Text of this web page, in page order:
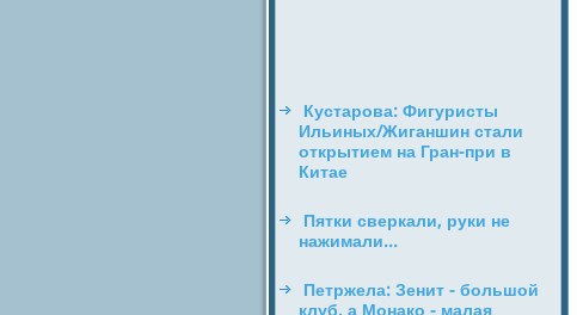
Кустарова: Фигуристы
Ильиных/Жиганшин стали
открытием на Гран-при в
Китае
Пятки сверкали, руки не
нажимали...
Петржела: Зенит - большой